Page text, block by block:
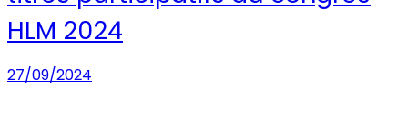
HLM 2024
27/09/2024